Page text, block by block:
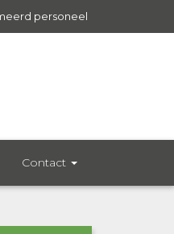
personeel
Contact